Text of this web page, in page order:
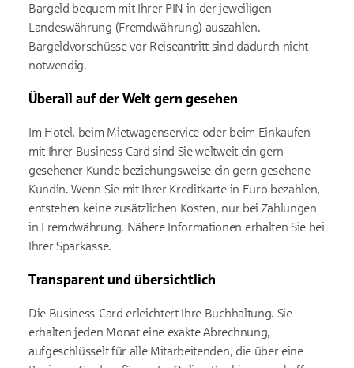
Bargeld bequem mit Ihrer PIN in der jeweiligen
Landeswährung (Fremdwährung) auszahlen.
Bargeldvorschüsse vor Reiseantritt sind dadurch nicht
notwendig.
Überall auf der Welt gern gesehen
Im Hotel, beim Mietwagenservice oder beim Einkaufen –
mit Ihrer Business-Card sind Sie weltweit ein gern
gesehener Kunde beziehungsweise ein gern gesehene
Kundin. Wenn Sie mit Ihrer Kreditkarte in Euro bezahlen,
entstehen keine zusätzlichen Kosten, nur bei Zahlungen
in Fremdwährung. Nähere Informationen erhalten Sie bei
Ihrer Sparkasse.
Transparent und übersichtlich
Die Business-Card erleichtert Ihre Buchhaltung. Sie
erhalten jeden Monat eine exakte Abrechnung,
aufgeschlüsselt für alle Mitarbeitenden, die über eine